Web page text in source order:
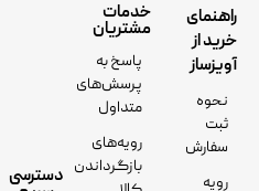
راهنمای
خرید از
آویزساز
نحوه
ثبت
سفارش
رویه
خدمات
مشتریان
پاسخ به
پرسش‌های
متداول
رویه‌های
بازگرداندن دسترسی